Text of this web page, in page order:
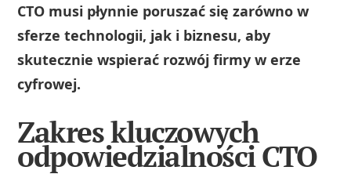
CTO musi płynnie poruszać się zarówno w
sferze technologii, jak i biznesu, aby
skutecznie wspierać rozwój firmy w erze
cyfrowej.
Zakres kluczowych
odpowiedzialności CTO